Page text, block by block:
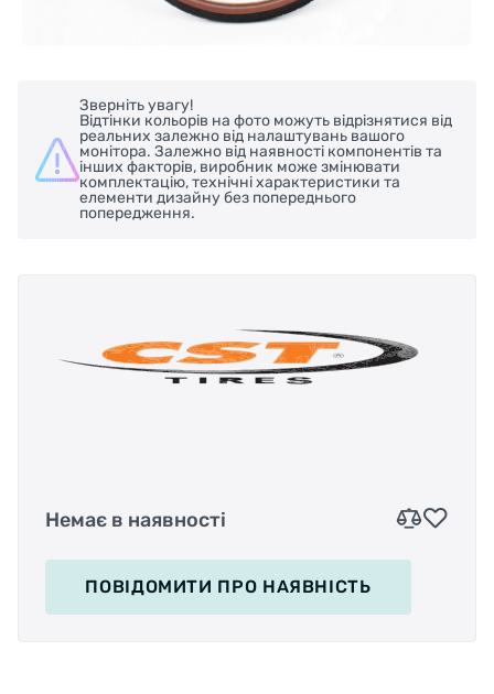
Зверніть увагу!
Відтінки кольорів на фото можуть відрізнятися від
реальних залежно від налаштувань вашого
монітора. Залежно від наявності компонентів та
інших факторів, виробник може змінювати
комплектацію, технічні характеристики та
елементи дизайну без попереднього
попередження.
Немає в наявності
ПОВІДОМИТИ ПРО НАЯВНІСТЬ